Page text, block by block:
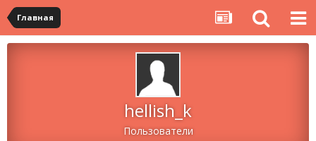
Главная
hellish_k
Пользователи